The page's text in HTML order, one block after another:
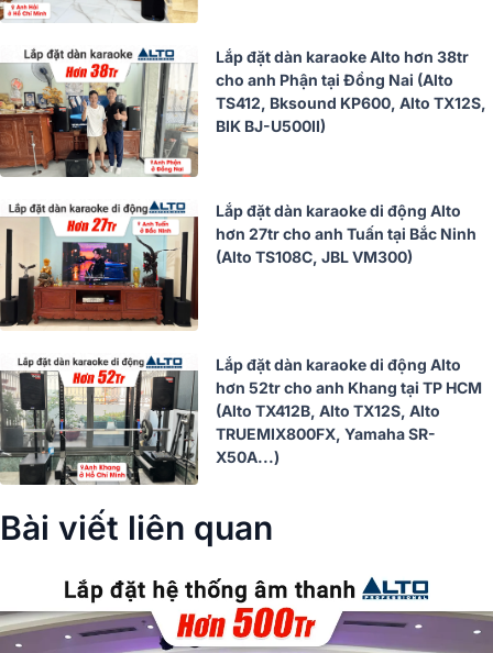
Lắp đặt dàn karaoke Alto hơn 38tr
cho anh Phận tại Đồng Nai (Alto
TS412, Bksound KP600, Alto TX12S,
BIK BJ-U500II)
Lắp đặt dàn karaoke di động Alto
hơn 27tr cho anh Tuấn tại Bắc Ninh
(Alto TS108C, JBL VM300)
Lắp đặt dàn karaoke di động Alto
hơn 52tr cho anh Khang tại TP HCM
(Alto TX412B, Alto TX12S, Alto
TRUEMIX800FX, Yamaha SR-
X50A...)
Bài viết liên quan